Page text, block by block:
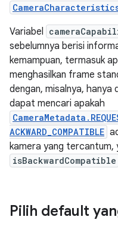
Variabel
sebelumnya berisi
kemampuan, termasuk
menghasilkan frame
dengan, misalnya, hanya
dapat mencari apakah
ACKWARD_COMPATIBLE
kamera yang tercantum,
isBackwardCompatible
Pilih default